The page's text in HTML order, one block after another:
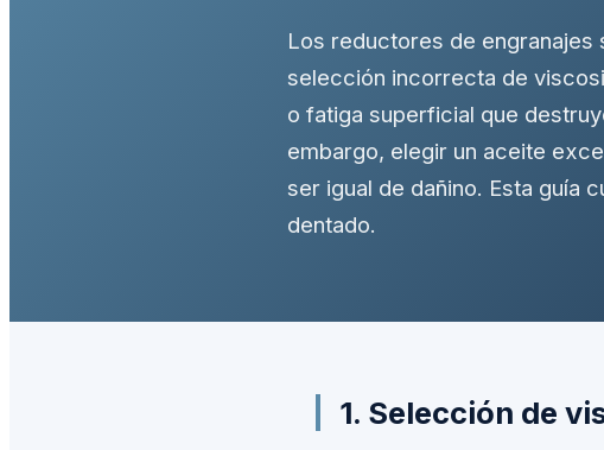
Los reductores de engranajes
selección incorrecta de
o fatiga superficial que
embargo, elegir un aceite
ser igual de dañino. Esta guía
dentado.
1. Selección de